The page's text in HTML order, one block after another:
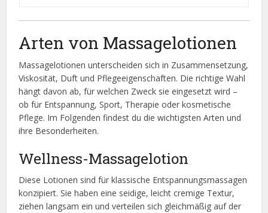
Arten von Massagelotionen
Massagelotionen unterscheiden sich in Zusammensetzung,
Viskosität, Duft und Pflegeeigenschaften. Die richtige Wahl
hängt davon ab, für welchen Zweck sie eingesetzt wird –
ob für Entspannung, Sport, Therapie oder kosmetische
Pflege. Im Folgenden findest du die wichtigsten Arten und
ihre Besonderheiten.
Wellness-Massagelotion
Diese Lotionen sind für klassische Entspannungsmassagen
konzipiert. Sie haben eine seidige, leicht cremige Textur,
ziehen langsam ein und verteilen sich gleichmäßig auf der